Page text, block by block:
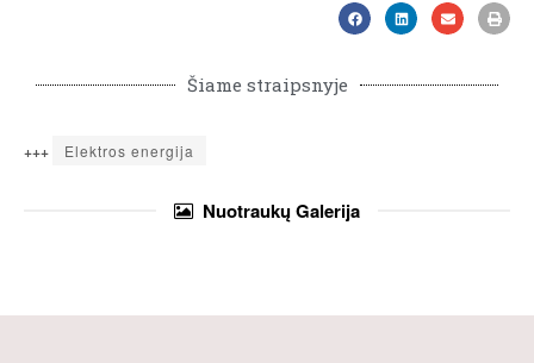
Šiame straipsnyje
+++ Elektros energija
NuotraukųGalerija